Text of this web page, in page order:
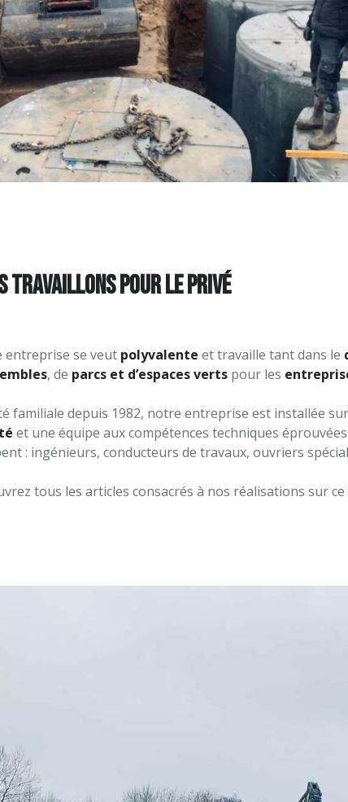
travaillons pour le privé
entreprise se veut polyvalente et travaille tant dans le
, de parcs et d’espaces verts pour les
familiale depuis 1982, notre entreprise est installée
et une équipe aux compétences techniques
: ingénieurs, conducteurs de travaux, ouvriers
tous les articles consacrés à nos réalisations sur ce